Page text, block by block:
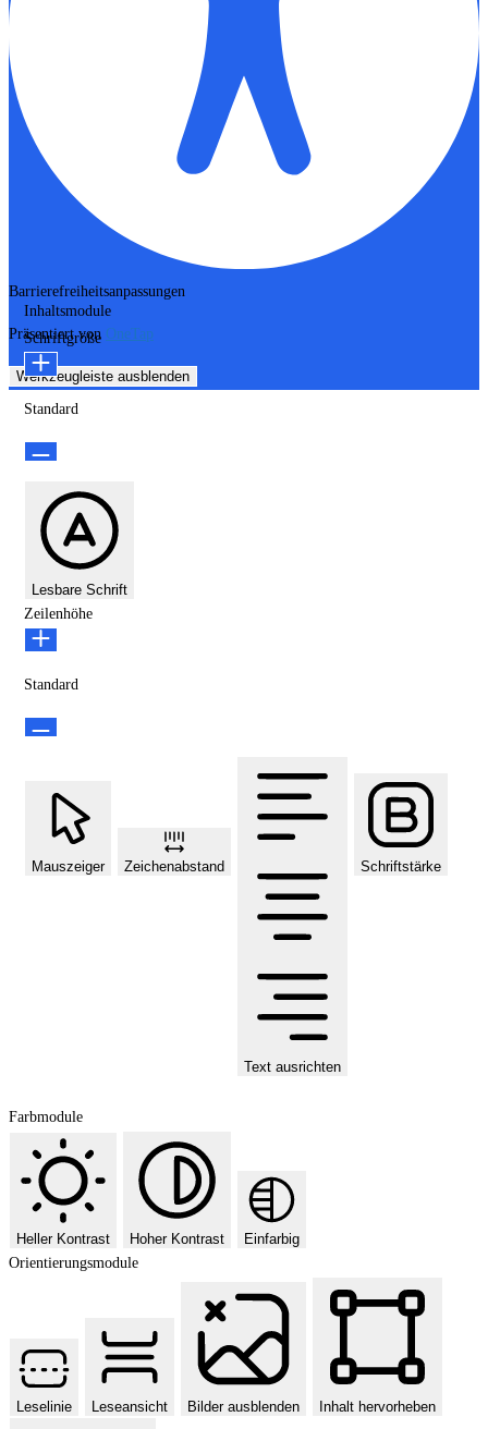
Barrierefreiheitsanpassungen
Präsentiert von OneTap
Werkzeugleiste ausblenden
Inhaltsmodule
Schriftgröße
Standard
Lesbare Schrift
Zeilenhöhe
Standard
Mauszeiger Zeichenabstand
Text ausrichten
Schriftstärke
Farbmodule
Heller Kontrast Hoher Kontrast
Einfarbig
Orientierungsmodule
Leselinie Leseansicht Bilder ausblenden Inhalt hervorheben